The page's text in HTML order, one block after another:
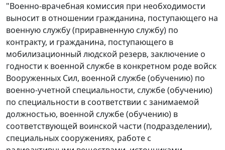
"Военно-врачебная комиссия при необходимости
выносит в отношении гражданина, поступающего на
военную службу (приравненную службу) по
контракту, и гражданина, поступающего в
мобилизационный людской резерв, заключение о
годности к военной службе в конкретном роде войск
Вооруженных Сил, военной службе (обучению) по
военно-учетной специальности, службе (обучению)
по специальности в соответствии с занимаемой
должностью, военной службе (обучению) в
соответствующей воинской части (подразделении),
специальных сооружениях, работе с